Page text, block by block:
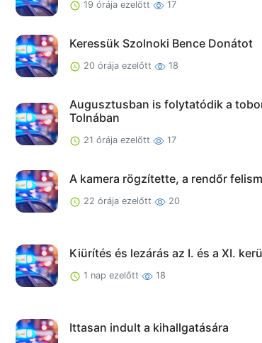
19 órája ezelőtt 17
Keressük Szolnoki Bence Donátot
20 órája ezelőtt 18
Augusztusban is folytatódik a
Tolnában
21 órája ezelőtt 17
A kamera rögzítette, a rendőr
22 órája ezelőtt 20
Kiürítés és lezárás az I. és a XI.
1 nap ezelőtt 18
Ittasan indult a kihallgatására